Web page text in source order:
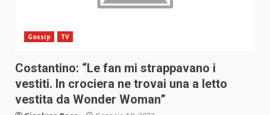
Gossip TV
Costantino: “Le fan mi strappavano i
vestiti. In crociera ne trovai una a letto
vestita da Wonder Woman”